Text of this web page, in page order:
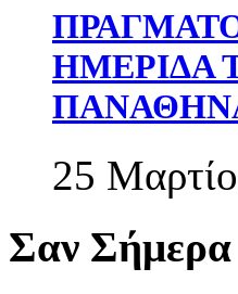
ΗΜΕΡΙΔΑ
25
Σαν Σήμερα